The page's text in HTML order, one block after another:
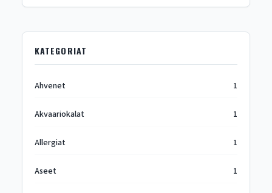
KATEGORIAT
Ahvenet 1
Akvaariokalat 1
Allergiat 1
Aseet 1